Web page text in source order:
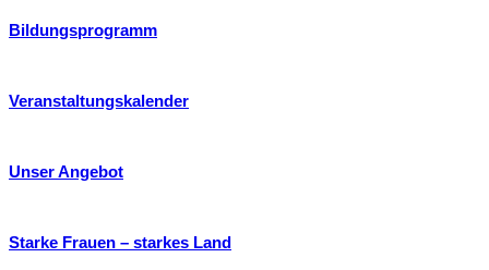
Bildungsprogramm
Veranstaltungskalender
Unser Angebot
Starke Frauen – starkes Land